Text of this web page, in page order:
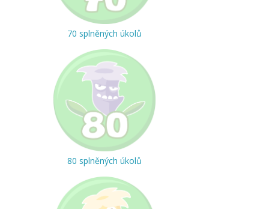
70 splněných úkolů
80 splněných úkolů